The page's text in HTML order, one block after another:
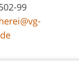
99